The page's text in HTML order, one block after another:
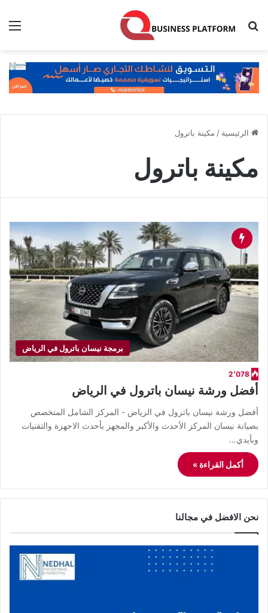
بحث عن
الرئيسية / مكينة باترول
مكينة باترول
برمجة نيسان باترول في الرياض
2٬078
أفضل ورشة نيسان باترول في الرياض
أفضل ورشة نيسان باترول في الرياض - المركز الشامل المتخصص
بصيانة نيسان المركز الأحدث والأكبر والمجهز بأحدث الاجهزة والتقنيات
وبأيدي…
أكمل القراءة »
نحن الافضل في مجالنا